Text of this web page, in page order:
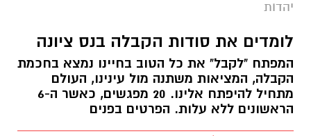
יהדות
לומדים את סודות הקבלה בנס ציונה
המפתח "לקבל" את כל הטוב בחיינו נמצא בחכמת
הקבלה, המציאות משתנה מול עינינו, העולם
מתחיל להיפתח אלינו. 20 מפגשים, כאשר ה-6
הראשונים ללא עלות. הפרטים בפנים